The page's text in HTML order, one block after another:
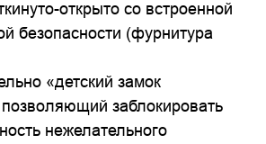
открыто со встроенной
безопасности (фурнитура
«детский замок
заблокировать
нежелательного